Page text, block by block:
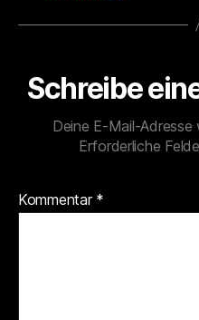
Schreibe
Deine E-Mail-
Erforderliche
Kommentar *